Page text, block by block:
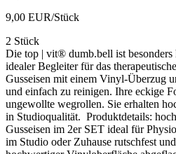
9,00 EUR/Stück
2 Stück
Die top | vit® dumb.bell ist
idealer Begleiter für das
Gusseisen mit einem Vinyl-Überzug
und einfach zu reinigen. Ihre eckige
ungewollte wegrollen. Sie erhalten
in Studioqualität. Produktdetails:
Gusseisen im 2er SET ideal für
im Studio oder Zuhause rutschfest